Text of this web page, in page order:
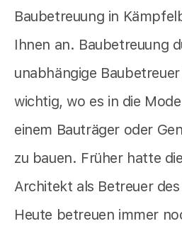
Baubetreuung in
Ihnen an. Baubetreuung
unabhängige
wichtig, wo es in die
einem Bauträger oder
zu bauen. Früher hatte
Architekt als Betreuer
Heute betreuen immer